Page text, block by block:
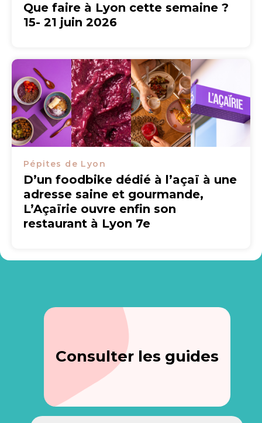
Que faire à Lyon cette semaine ?
15- 21 juin 2026
Pépites de Lyon
D’un foodbike dédié à l’açaï à une
adresse saine et gourmande,
L’Açaïrie ouvre enfin son
restaurant à Lyon 7e
Consulter les guides